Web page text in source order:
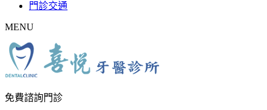
門診交通
MENU
免費諮詢門診